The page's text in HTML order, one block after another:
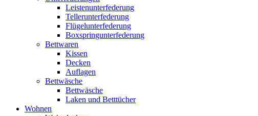
Leistenunterfederung
Tellerunterfederung
Flügelunterfederung
Boxspringunterfederung
Bettwaren
Kissen
Decken
Auflagen
Bettwäsche
Bettwäsche
Laken und Betttücher
Wohnen